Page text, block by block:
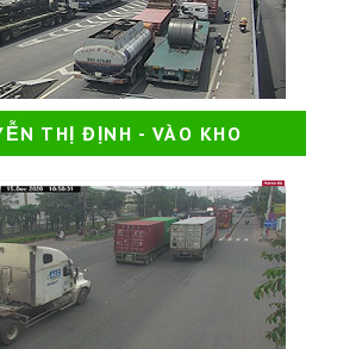
THỊ ĐỊNH - VÀO KHO